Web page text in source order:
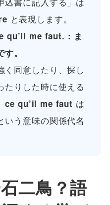
と表現します。
qu’il me faut. : ま
。
く同意したり、探し
たりした時に使える
ce qu’il me faut は
いう意味の関係代名
二鳥？語